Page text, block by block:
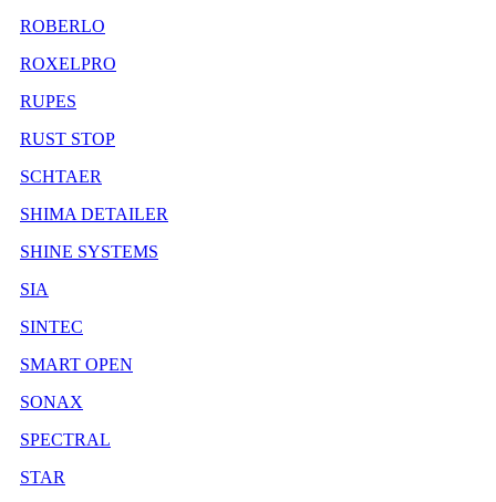
ROBERLO
ROXELPRO
RUPES
RUST STOP
SCHTAER
SHIMA DETAILER
SHINE SYSTEMS
SIA
SINTEC
SMART OPEN
SONAX
SPECTRAL
STAR